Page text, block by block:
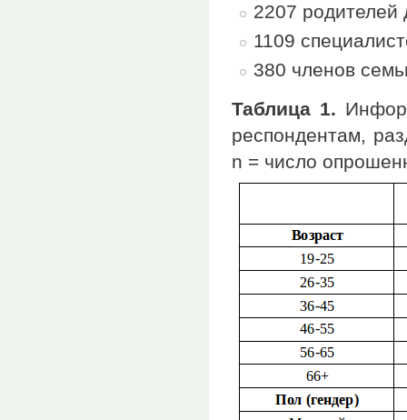
2207 родителей
1109
380 членов
Таблица 1.
респондентам,
n = число